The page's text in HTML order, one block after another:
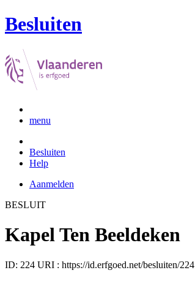
Besluiten
menu
Besluiten
Help
Aanmelden
BESLUIT
Kapel Ten Beeldeken
ID: 224 URI : https://id.erfgoed.net/besluiten/224